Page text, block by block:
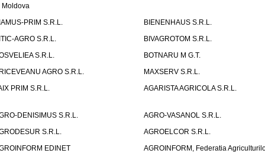
Moldova
PRIM S.R.L.
BIENENHAUS S.R.L.
AGRO S.R.L.
BIVAGROTOM S.R.L.
S.R.L.
BOTNARU M G.T.
AGRO S.R.L.
MAXSERV S.R.L.
PRIM S.R.L.
AGARISTA AGRICOLA S.R.L.
DENISIMUS S.R.L.
AGRO-VASANOL S.R.L.
S.R.L.
AGROELCOR S.R.L.
EDINET
AGROINFORM, Federatia